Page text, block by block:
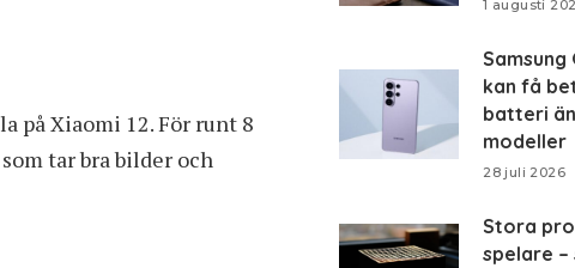
på Xiaomi 12. För runt 8
tar bra bilder och
1 augusti
Samsung
kan få
batteri
modeller
28 juli 2026
Stora
spelare –